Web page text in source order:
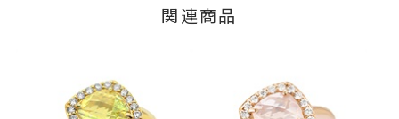
ざいます。
※#16からは19,800円(税込)の加
算料金を頂戴しております。
■お届け目安が「3営業日以内に発送」の商品
例：金曜日17時までのご注文→翌週火曜日までに
発送いたします。
ージの購入履歴一覧よりご注文状況をご確認いた
ンセルを承ります。
メンバーシップ未登録のお客さまは、お問い合
関連商品